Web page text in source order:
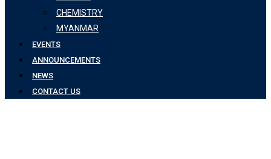
CHEMISTRY
MYANMAR
EVENTS
ANNOUNCEMENTS
NEWS
CONTACT US